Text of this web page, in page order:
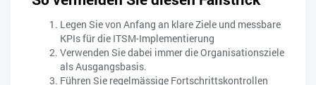
Legen Sie von Anfang an klare Ziele und messbare
KPIs für die ITSM-Implementierung
Verwenden Sie dabei immer die Organisationsziele
als Ausgangsbasis.
Führen Sie regelmässige Fortschrittskontrollen